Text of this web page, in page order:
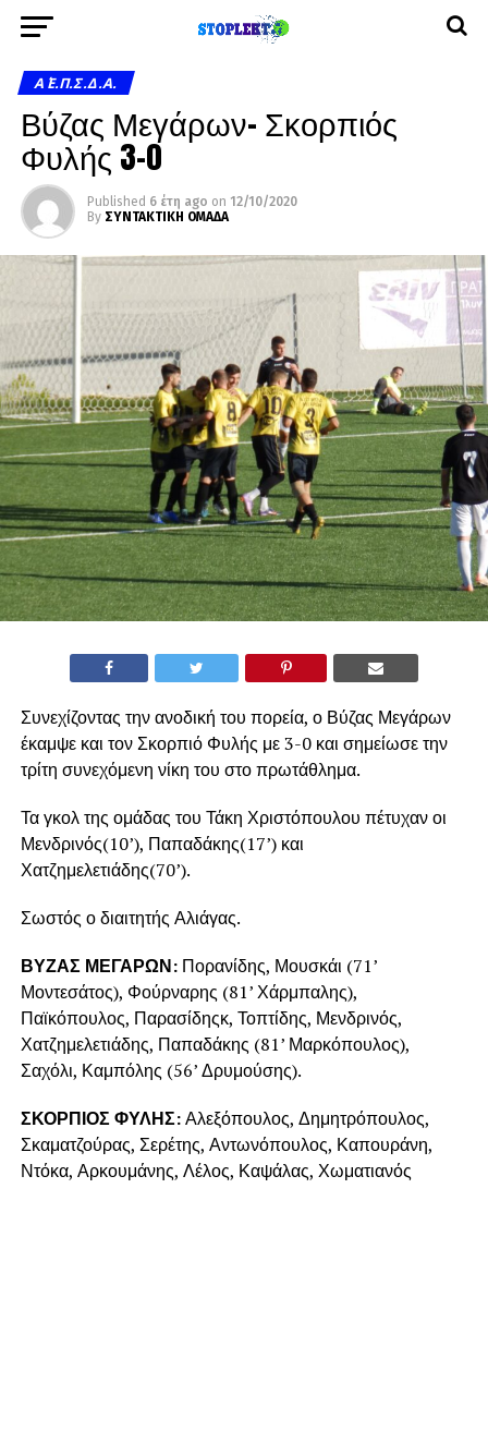
Α΄ Ε.Π.Σ.Δ.Α.
Βύζας Μεγάρων- Σκορπιός
Φυλής 3-0
Published 6 έτη ago on 12/10/2020
By ΣΥΝΤΑΚΤΙΚΗ ΟΜΑΔΑ
Συνεχίζοντας την ανοδική του πορεία, ο Βύζας Μεγάρων
έκαμψε και τον Σκορπιό Φυλής με 3-0 και σημείωσε την
τρίτη συνεχόμενη νίκη του στο πρωτάθλημα.
Τα γκολ της ομάδας του Τάκη Χριστόπουλου πέτυχαν οι
Μενδρινός(10’), Παπαδάκης(17’) και
Χατζημελετιάδης(70’).
Σωστός ο διαιτητής Αλιάγας.
ΒΥΖΑΣ ΜΕΓΑΡΩΝ:Πορανίδης, Μουσκάι (71’
Μοντεσάτος), Φούρναρης (81’ Χάρμπαλης),
Παϊκόπουλος, Παρασίδηςκ, Τοπτίδης, Μενδρινός,
Χατζημελετιάδης, Παπαδάκης (81’ Μαρκόπουλος),
Σαχόλι, Καμπόλης (56’ Δρυμούσης).
ΣΚΟΡΠΙΟΣ ΦΥΛΗΣ:Αλεξόπουλος, Δημητρόπουλος,
Σκαματζούρας, Σερέτης, Αντωνόπουλος, Καπουράνη,
Ντόκα, Αρκουμάνης, Λέλος, Καψάλας, Χωματιανός